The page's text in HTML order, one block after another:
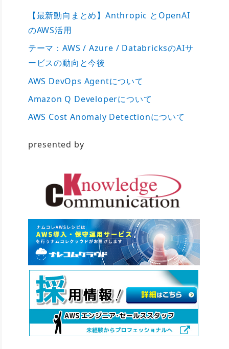
【最新動向まとめ】Anthropic とOpenAI
のAWS活用
テーマ：AWS / Azure / DatabricksのAIサ
ービスの動向と今後
AWS DevOps Agentについて
Amazon Q Developerについて
AWS Cost Anomaly Detectionについて
presented by